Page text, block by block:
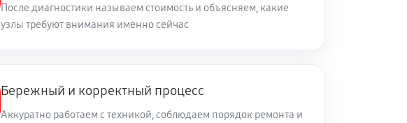
После диагностики называем стоимость и объясняем, какие
узлы требуют внимания именно сейчас
Бережный и корректный процесс
Аккуратно работаем с техникой, соблюдаем порядок ремонта и